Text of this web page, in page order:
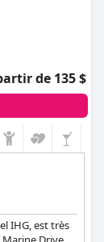
de 135 $
IHG, est très